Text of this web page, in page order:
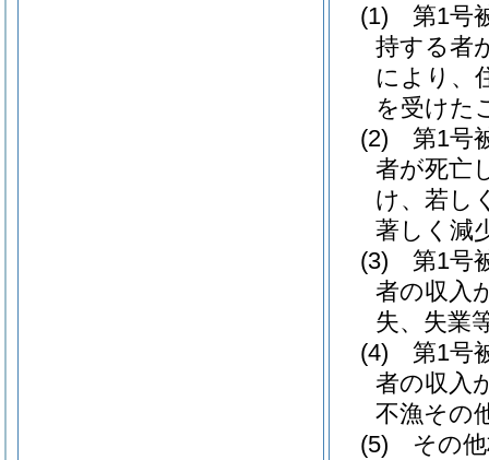
(1)
第1号
持する者
により、
を受けた
(2)
第1号
者が死亡
け、若し
著しく減
(3)
第1号
者の収入
失、失業
(4)
第1号
者の収入
不漁その
(5)
その